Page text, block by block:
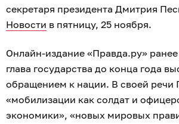
секретаря президента Дмитрия
Новости в пятницу, 25 ноября.
Онлайн-издание «Правда.ру»
глава государства до конца года
обращением к нации. В своей речи
«мобилизации как солдат и
экономики», «новых мировых